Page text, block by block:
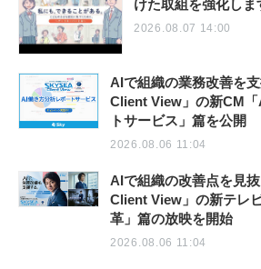
けた取組を強化しま
2026.08.07 14:00
AIで組織の業務改善を
Client View」の新CM
トサービス」篇を公開
2026.08.06 11:04
AIで組織の改善点を見
Client View」の新テレ
革」篇の放映を開始
2026.08.06 11:04